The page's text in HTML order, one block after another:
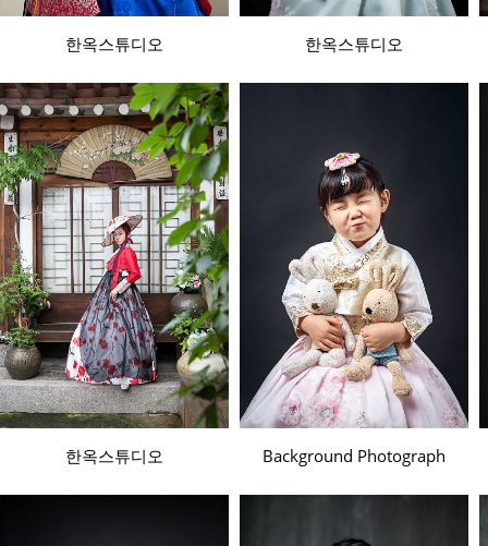
한옥스튜디오 한옥스튜디오
한옥스튜디오 Background Photograph